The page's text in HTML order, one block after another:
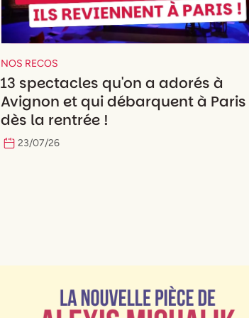
NOS RECOS
13 spectacles qu'on a adorés à
Avignon et qui débarquent à Paris
dès la rentrée !
23/07/26